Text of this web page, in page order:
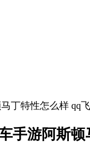
丁特性怎么样 qq
手游阿斯